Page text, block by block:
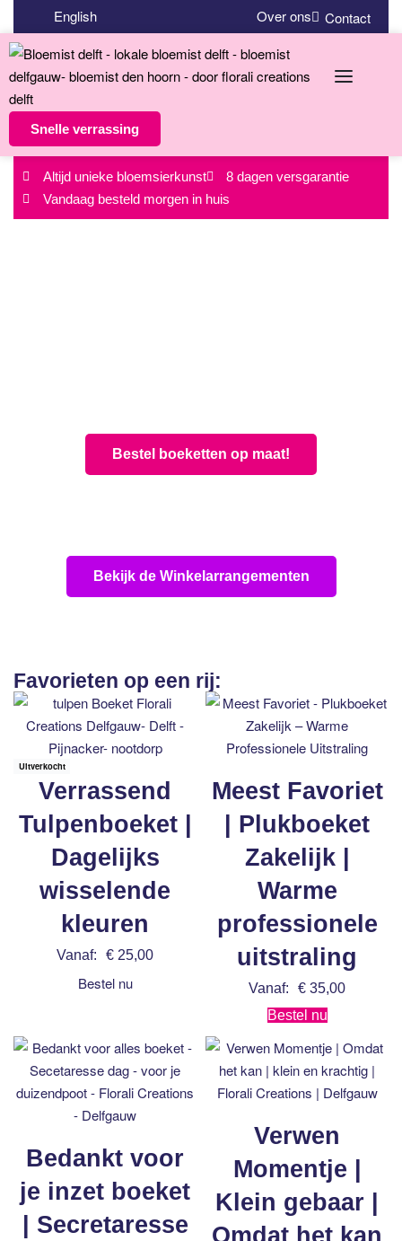
English Over ons Contact
Snelle verrassing
Altijd unieke bloemsierkunst
8 dagen versgarantie
Vandaag besteld morgen in huis
Bestel boeketten op maat!
Bekijk de Winkelarrangementen
Favorieten op een rij:
Uitverkocht
Verrassend
Tulpenboeket |
Dagelijks
wisselende
kleuren
Vanaf: € 25,00
Bestel nu
Meest Favoriet
| Plukboeket
Zakelijk |
Warme
professionele
uitstraling
Vanaf: € 35,00
Bestel nu
Bedankt voor
je inzet boeket
| Secretaresse
Verwen
Momentje |
Klein gebaar |
Omdat het kan